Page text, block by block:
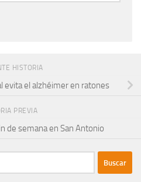
HISTORIA
evita el alzhéimer en ratones
PREVIA
de semana en San Antonio